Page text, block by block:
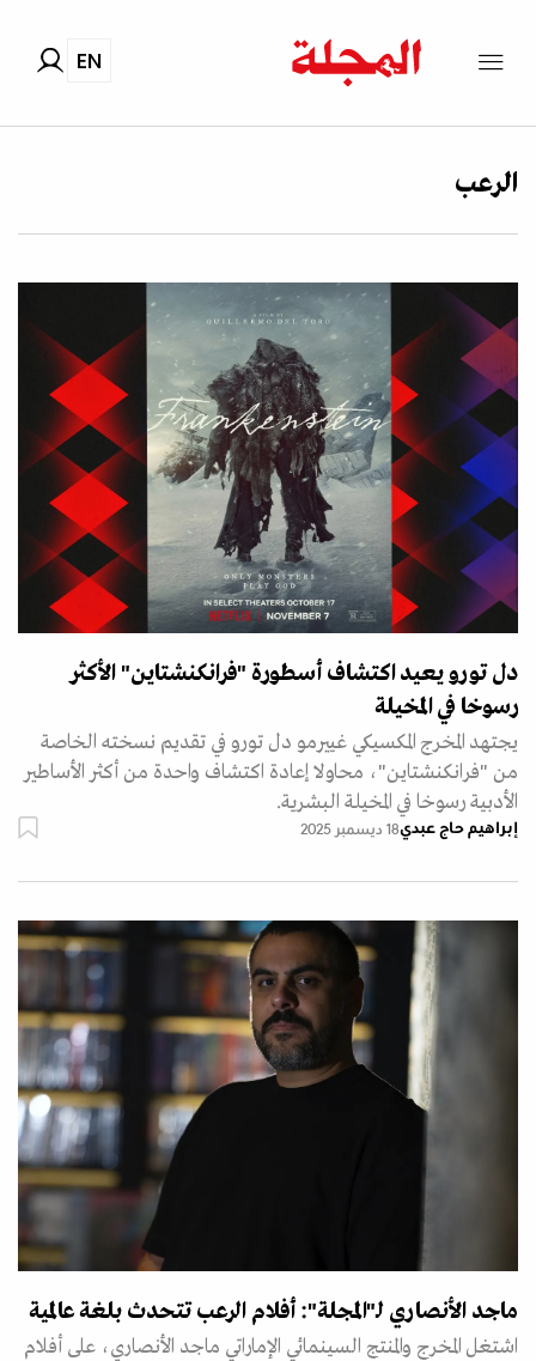
EN
الرعب
دل تورو يعيد اكتشاف أسطورة "فرانكنشتاين" الأكثر
رسوخا في المخيلة
يجتهد المخرج المكسيكي غييرمو دل تورو في تقديم نسخته الخاصة
من "فرانكنشتاين"، محاولا إعادة اكتشاف واحدة من أكثر الأساطير
الأدبية رسوخا في المخيلة البشرية.
إبراهيم حاج عبدي18 ديسمبر 2025
ماجد الأنصاري لـ"المجلة": أفلام الرعب تتحدث بلغة عالمية
اشتغل المخرج والمنتج السينمائي الإماراتي ماجد الأنصاري، على أفلام